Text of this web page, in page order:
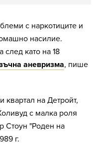
с наркотиците и
насилие.
като на 18
аневризма, пише
квартал на Детройт,
с малка роля
Стоун "Роден на
г.